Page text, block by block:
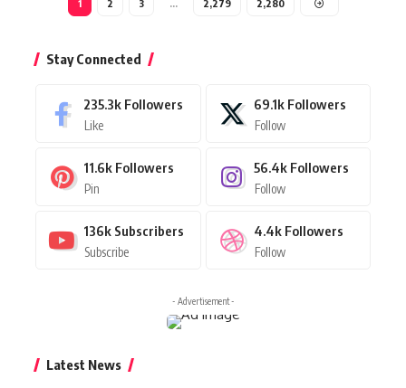
1 2 3 … 2,279 2,280
Stay Connected
235.3k Followers
Like
69.1k Followers
Follow
11.6k Followers
Pin
56.4k Followers
Follow
136k Subscribers
Subscribe
4.4k Followers
Follow
- Advertisement -
Latest News